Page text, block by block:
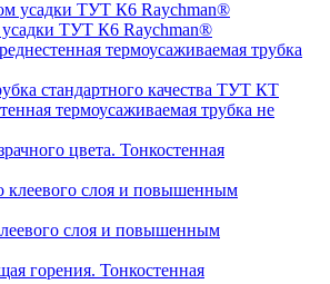
усадки ТУТ К6 Raychman®
термоусаживаемая трубка
стандартного качества ТУТ КТ
термоусаживаемая трубка не
Тонкостенная
слоя и повышенным
Тонкостенная